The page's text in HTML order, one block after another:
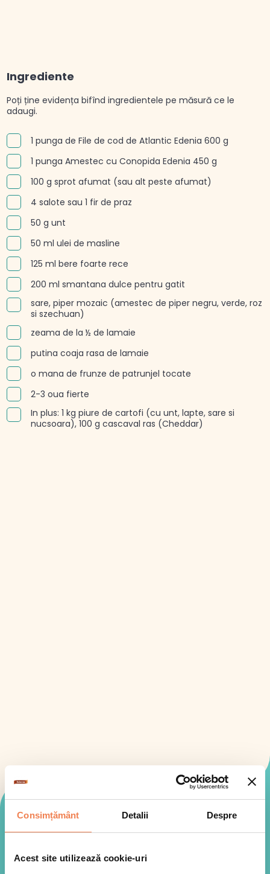
Consimțământ Detalii Despre
Acest site utilizează cookie-uri
Ingrediente
Poți ține evidența bifînd ingredientele pe măsură ce le
adaugi.
1 punga de File de cod de Atlantic Edenia 600 g
1 punga Amestec cu Conopida Edenia 450 g
100 g sprot afumat (sau alt peste afumat)
4 salote sau 1 fir de praz
50 g unt
50 ml ulei de masline
125 ml bere foarte rece
200 ml smantana dulce pentru gatit
sare, piper mozaic (amestec de piper negru, verde, roz
si szechuan)
zeama de la ½ de lamaie
putina coaja rasa de lamaie
o mana de frunze de patrunjel tocate
2-3 oua fierte
In plus: 1 kg piure de cartofi (cu unt, lapte, sare si
nucsoara), 100 g cascaval ras (Cheddar)
Mod de preparare